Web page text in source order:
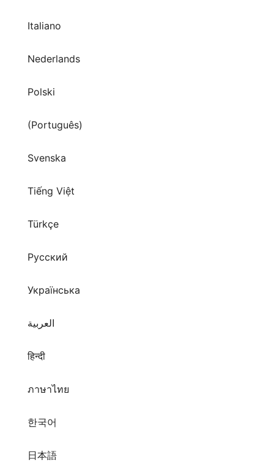
Italiano
Nederlands
Polski
(Português)
Svenska
Tiếng Việt
Türkçe
Русский
Українська
العربية
हिन्दी
ภาษาไทย
한국어
日本語